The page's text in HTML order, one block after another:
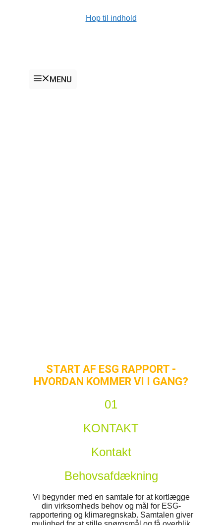
Hop til indhold
MENU
START AF ESG RAPPORT -
HVORDAN KOMMER VI I GANG?
01
KONTAKT
Kontakt
Behovsafdækning
Vi begynder med en samtale for at kortlægge
din virksomheds behov og mål for ESG-
rapportering og klimaregnskab. Samtalen giver